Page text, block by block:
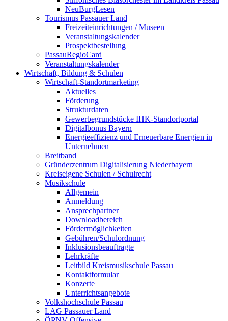
NeuBurgLesen
Tourismus Passauer Land
Freizeiteinrichtungen / Museen
Veranstaltungskalender
Prospektbestellung
PassauRegioCard
Veranstaltungskalender
Wirtschaft, Bildung & Schulen
Wirtschaft-Standortmarketing
Aktuelles
Förderung
Strukturdaten
Gewerbegrundstücke IHK-Standortportal
Digitalbonus Bayern
Energieeffizienz und Erneuerbare Energien in
Unternehmen
Breitband
Gründerzentrum Digitalisierung Niederbayern
Kreiseigene Schulen / Schulrecht
Musikschule
Allgemein
Anmeldung
Ansprechpartner
Downloadbereich
Fördermöglichkeiten
Gebühren/Schulordnung
Inklusionsbeauftragte
Lehrkräfte
Leitbild Kreismusikschule Passau
Kontaktformular
Konzerte
Unterrichtsangebote
Volkshochschule Passau
LAG Passauer Land